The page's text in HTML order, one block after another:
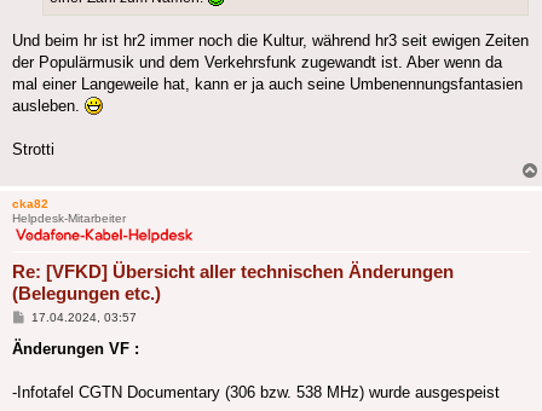
Und beim hr ist hr2 immer noch die Kultur, während hr3 seit ewigen Zeiten
der Populärmusik und dem Verkehrsfunk zugewandt ist. Aber wenn da
mal einer Langeweile hat, kann er ja auch seine Umbenennungsfantasien
ausleben.
Strotti
cka82
Helpdesk-Mitarbeiter
Re: [VFKD] Übersicht aller technischen Änderungen
(Belegungen etc.)
Beitrag
17.04.2024, 03:57
Änderungen VF :
-Infotafel CGTN Documentary (306 bzw. 538 MHz) wurde ausgespeist